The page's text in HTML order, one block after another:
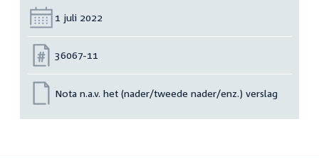
Datum:
1 juli 2022
Nummer:
36067-11
Nota n.a.v. het (nader/tweede nader/enz.) verslag